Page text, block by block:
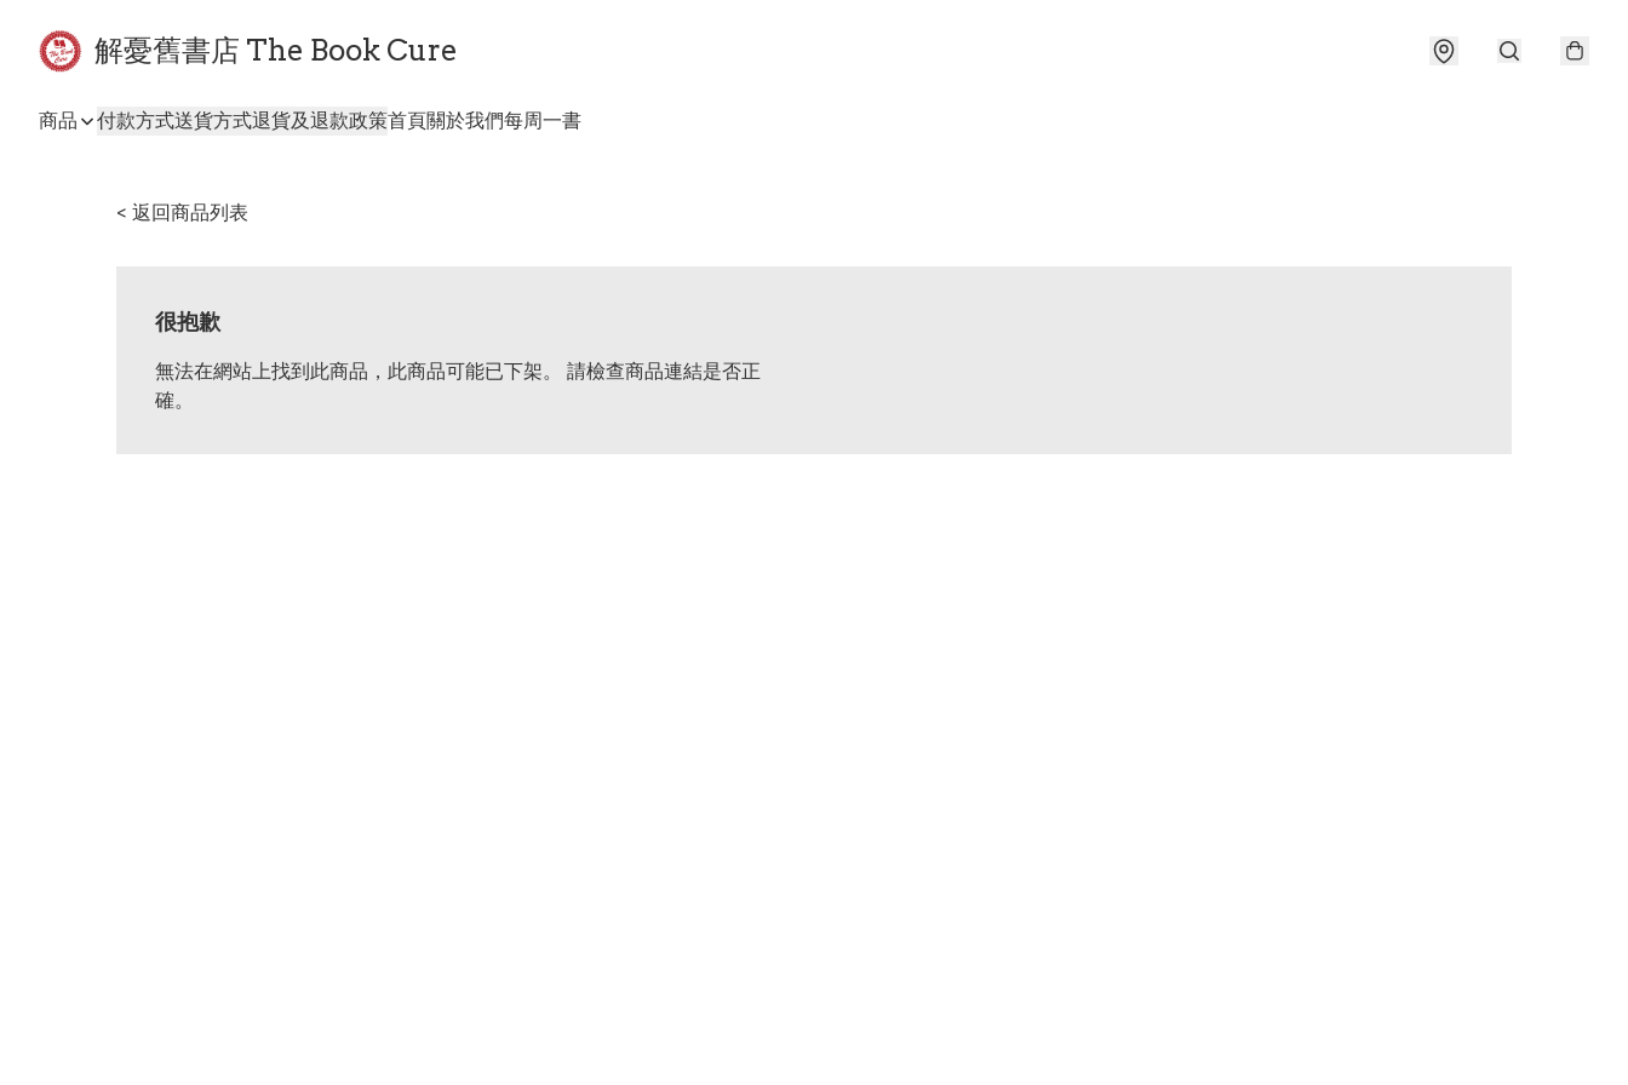
解憂舊書店 The Book Cure
商品 付款方式送貨方式退貨及退款政策首頁關於我們每周一書
< 返回商品列表
很抱歉
無法在網站上找到此商品，此商品可能已下架。 請檢查商品連結是否正
確。